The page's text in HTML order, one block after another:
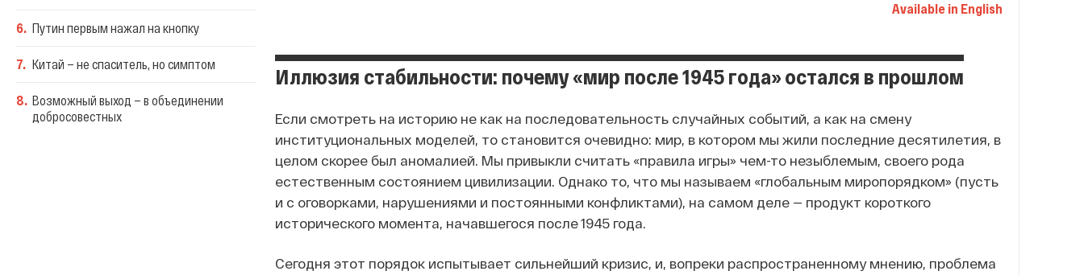
6. Путин первым нажал на кнопку
7. Китай — не спаситель, но симптом
8. Возможный выход — в объединении
добросовестных
Available in English
Иллюзия стабильности: почему «мир после 1945 года» остался в прошлом
Если смотреть на историю не как на последовательность случайных событий, а как на смену
институциональных моделей, то становится очевидно: мир, в котором мы жили последние десятилетия, в
целом скорее был аномалией. Мы привыкли считать «правила игры» чем-то незыблемым, своего рода
естественным состоянием цивилизации. Однако то, что мы называем «глобальным миропорядком» (пусть
и с оговорками, нарушениями и постоянными конфликтами), на самом деле — продукт короткого
исторического момента, начавшегося после 1945 года.
Сегодня этот порядок испытывает сильнейший кризис, и, вопреки распространенному мнению, проблема